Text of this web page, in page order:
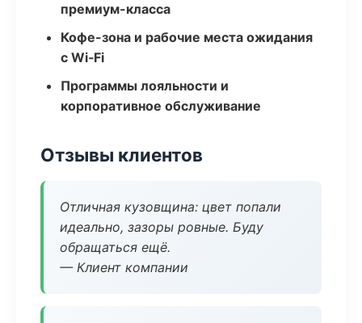
премиум-класса
Кофе-зона и рабочие места ожидания
с Wi‑Fi
Программы лояльности и
корпоративное обслуживание
Отзывы клиентов
Отличная кузовщина: цвет попали
идеально, зазоры ровные. Буду
обращаться ещё.
— Клиент компании